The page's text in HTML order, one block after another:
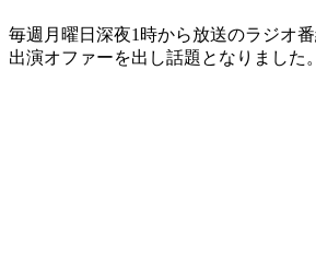
毎週月曜日深夜1時から放送のラジオ
出演オファーを出し話題となりました。